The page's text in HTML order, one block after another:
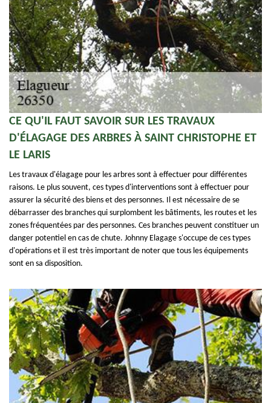
CE QU'IL FAUT SAVOIR SUR LES TRAVAUX
D'ÉLAGAGE DES ARBRES À SAINT CHRISTOPHE ET
LE LARIS
Les travaux d'élagage pour les arbres sont à effectuer pour différentes
raisons. Le plus souvent, ces types d'interventions sont à effectuer pour
assurer la sécurité des biens et des personnes. Il est nécessaire de se
débarrasser des branches qui surplombent les bâtiments, les routes et les
zones fréquentées par des personnes. Ces branches peuvent constituer un
danger potentiel en cas de chute. Johnny Elagage s'occupe de ces types
d'opérations et il est très important de noter que tous les équipements
sont en sa disposition.